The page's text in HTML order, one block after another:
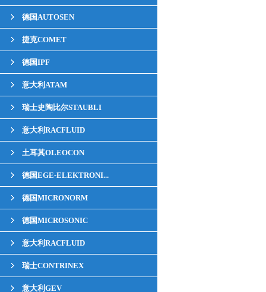
德国AUTOSEN
捷克COMET
德国IPF
意大利ATAM
瑞士史陶比尔STAUBLI
意大利RACFLUID
土耳其OLEOCON
德国EGE-ELEKTRONI...
德国MICRONORM
德国MICROSONIC
意大利RACFLUID
瑞士CONTRINEX
意大利GEV